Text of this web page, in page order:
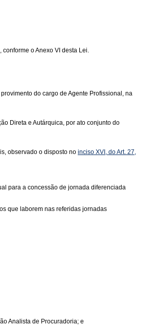
o Anexo VI desta Lei.
do cargo de Agente Profissional, na
Direta e Autárquica, por ato conjunto do
observado o disposto no inciso XVI, do Art. 27,
para a concessão de jornada diferenciada
que laborem nas referidas jornadas
Analista de Procuradoria; e